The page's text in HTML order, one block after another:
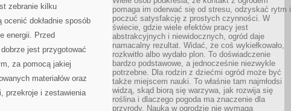
zebranie kilku
dokładnie sposób
energii. Przed
jest przygotować
za pomocą jakiej
materiałów oraz
przekroje i zestawienia
pomaga im oderwać się od stresu, odzyskać rytm i
poczuć satysfakcję z prostych czynności. W
świecie, gdzie wiele efektów pracy jest
abstrakcyjnych i niewidocznych, ogród daje
namacalny rezultat. Widać, że coś wykiełkowało,
rozkwitło albo wydało plon. To doświadczenie
bardzo podstawowe, a jednocześnie niezwykle
potrzebne. Dla rodzin z dziećmi ogród może być
także miejscem nauki. To właśnie tam najmłodsi
widzą, skąd biorą się warzywa, jak rozwija się
roślina i dlaczego pogoda ma znaczenie dla
przyrody. Nauka w ogrodzie nie wymaga